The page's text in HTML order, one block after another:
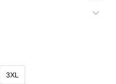
3XL